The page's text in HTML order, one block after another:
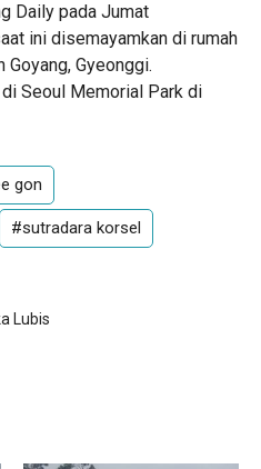
Daily pada Jumat
ini disemayamkan di rumah
Gyeonggi.
Seoul Memorial Park di
gon
#sutradara korsel
Lubis